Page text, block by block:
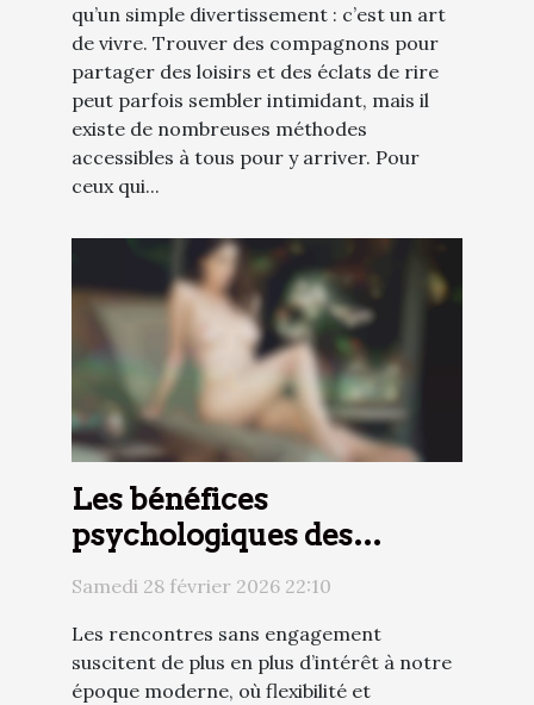
qu’un simple divertissement : c’est un art
de vivre. Trouver des compagnons pour
partager des loisirs et des éclats de rire
peut parfois sembler intimidant, mais il
existe de nombreuses méthodes
accessibles à tous pour y arriver. Pour
ceux qui...
Les bénéfices
psychologiques des
rencontres sans
Samedi 28 février 2026 22:10
Les rencontres sans engagement
suscitent de plus en plus d’intérêt à notre
époque moderne, où flexibilité et